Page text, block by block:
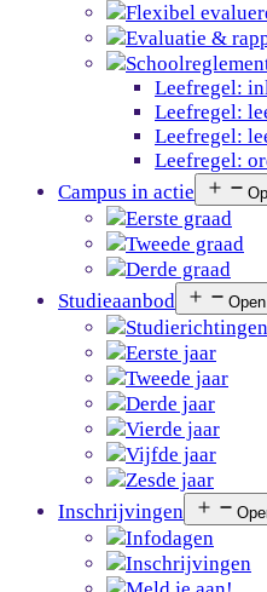
Flexibel
Evaluatie &
Leefregel:
Leefregel:
Leefregel:
Leefregel:
Campus in actie
Eerste graad
Tweede graad
Derde graad
Studieaanbod
Studierichtingen
Eerste jaar
Tweede jaar
Derde jaar
Vierde jaar
Vijfde jaar
Zesde jaar
Inschrijvingen
Infodagen
Inschrijvingen